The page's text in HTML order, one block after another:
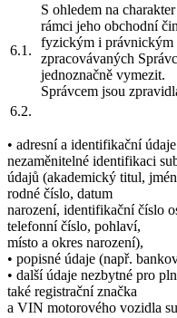
6.1.
S ohledem na
rámci jeho obchodní
fyzickým i právnickým
zpracovávaných
jednoznačně vymezit.
Správcem jsou
6.2.
• adresní a identifikační
nezaměnitelné identifikaci
údajů (akademický titul,
rodné číslo, datum
narození, identifikační číslo
telefonní číslo, pohlaví,
místo a okres narození),
• popisné údaje (např.
• další údaje nezbytné pro
také registrační značka
a VIN motorového vozidla